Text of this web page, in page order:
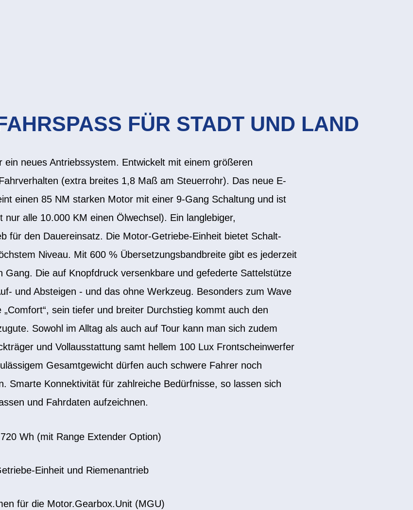
FÜR STADT UND LAND
ein neues Antriebssystem. Entwickelt mit einem größeren
(extra breites 1,8 Maß am Steuerrohr). Das neue E-
einen 85 NM starken Motor mit einer 9-Gang Schaltung und ist
nur alle 10.000 KM einen Ölwechsel). Ein langlebiger,
für den Dauereinsatz. Die Motor-Getriebe-Einheit bietet Schalt-
Niveau. Mit 600 % Übersetzungsbandbreite gibt es jederzeit
Gang. Die auf Knopfdruck versenkbare und gefederte Sattelstütze
und Absteigen - und das ohne Werkzeug. Besonders zum Wave
sein tiefer und breiter Durchstieg kommt auch den
Sowohl im Alltag als auch auf Tour kann man sich zudem
und Vollausstattung samt hellem 100 Lux Frontscheinwerfer
Gesamtgewicht dürfen auch schwere Fahrer noch
Smarte Konnektivität für zahlreiche Bedürfnisse, so lassen sich
und Fahrdaten aufzeichnen.
Wh (mit Range Extender Option)
Einheit und Riemenantrieb
für die Motor.Gearbox.Unit (MGU)